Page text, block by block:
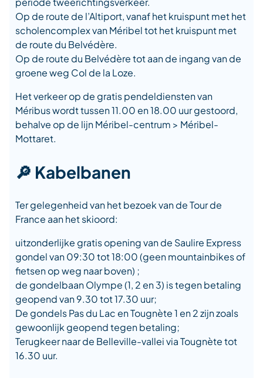
Op de route de l’Altiport, vanaf het kruispunt met het
scholencomplex van Méribel tot het kruispunt met
de route du Belvédère.
Op de route du Belvédère tot aan de ingang van de
groene weg Col de la Loze.
Het verkeer op de gratis pendeldiensten van
Méribus wordt tussen 11.00 en 18.00 uur gestoord,
behalve op de lijn Méribel-centrum > Méribel-
Mottaret.
🔎 Kabelbanen
Ter gelegenheid van het bezoek van de Tour de
France aan het skioord:
uitzonderlijke gratis opening van de Saulire Express
gondel van 09:30 tot 18:00 (geen mountainbikes of
fietsen op weg naar boven) ;
de gondelbaan Olympe (1, 2 en 3) is tegen betaling
geopend van 9.30 tot 17.30 uur;
De gondels Pas du Lac en Tougnète 1 en 2 zijn zoals
gewoonlijk geopend tegen betaling;
Terugkeer naar de Belleville-vallei via Tougnète tot
16.30 uur.